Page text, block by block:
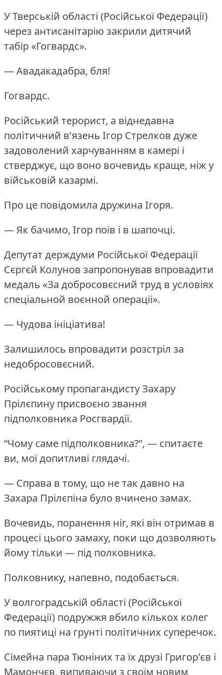
У Тверській області (Російської Федерації)
через антисанітарію закрили дитячий
табір «Гогвардс».
— Авадакадабра, бля!
Гогвардс.
Російський терорист, а віднедавна
політичний в'язень Ігор Стрелков дуже
задоволений харчуванням в камері і
стверджує, що воно вочевидь краще, ніж у
військовій казармі.
Про це повідомила дружина Ігоря.
— Як бачимо, Ігор поїв і в шапочці.
Депутат держдуми Російської Федерації
Сєргєй Колунов запропонував впровадити
медаль «За добросовєсний труд в условіях
спеціальной воєнной операціі».
— Чудова ініціатива!
Залишилось впровадити розстріл за
недобросовєсний.
Російському пропагандисту Захару
Прілєпину присвоєно звання
підполковника Росгвардії.
“Чому саме підполковника?”, — спитаєте
ви, мої допитливі глядачі.
— Справа в тому, що не так давно на
Захара Прілєпіна було вчинено замах.
Вочевидь, поранення ніг, які він отримав в
процесі цього замаху, поки що дозволяють
йому тільки — під полковника.
Полковнику, напевно, подобається.
У волгоградській області (Російської
Федерації) подружжя вбило кількох колег
по пиятиці на грунті політичних суперечок.
Сімейна пара Тюніних та їх друзі Григор'єв і
Мамончєв, випиваючи з своїм новим